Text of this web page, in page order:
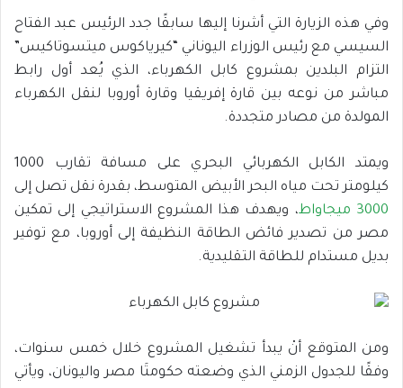
وفي هذه الزيارة التي أشرنا إليها سابقًا جدد الرئيس عبد الفتاح
السيسي مع رئيس الوزراء اليوناني “كيرياكوس ميتسوتاكيس”
التزام البلدين بمشروع كابل الكهرباء، الذي يُعد أول رابط
مباشر من نوعه بين قارة إفريقيا وقارة أوروبا لنقل الكهرباء
المولدة من مصادر متجددة.
ويمتد الكابل الكهربائي البحري على مسافة تقارب 1000
كيلومتر تحت مياه البحر الأبيض المتوسط، بقدرة نقل تصل إلى
3000 ميجاواط
، ويهدف هذا المشروع الاستراتيجي إلى تمكين
مصر من تصدير فائض الطاقة النظيفة إلى أوروبا، مع توفير
بديل مستدام للطاقة التقليدية.
ومن المتوقع أنْ يبدأ تشغيل المشروع خلال خمس سنوات،
وفقًا للجدول الزمني الذي وضعته حكومتَا مصر واليونان، ويأتي